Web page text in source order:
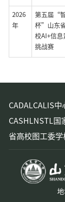
2026
年
第五届“
杯”山东
校AI+信息
挑战赛
CADALCALIS中
CASHLNSTL国
省高校图工委学